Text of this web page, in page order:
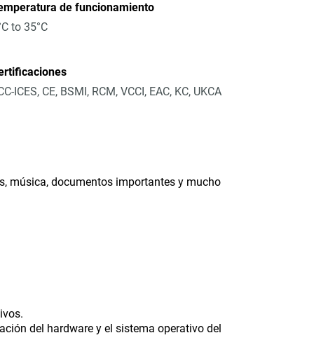
de funcionamiento
to 35°C
ICES, CE, BSMI, RCM, VCCI, EAC, KC, UKCA
música, documentos importantes y mucho
del hardware y el sistema operativo del